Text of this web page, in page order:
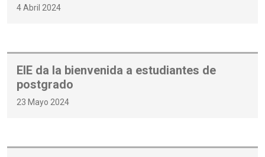
4 Abril 2024
EIE da la bienvenida a estudiantes de
postgrado
23 Mayo 2024